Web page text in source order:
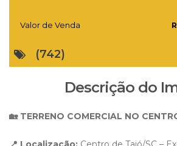
Valor de Venda
(742)
Descrição do
🏡 TERRENO COMERCIAL NO